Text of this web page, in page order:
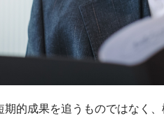
的成果を追うものではなく